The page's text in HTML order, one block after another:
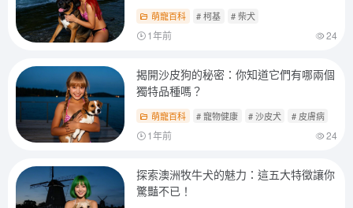
萌寵百科 # 柯基 # 柴犬
1年前 24
揭開沙皮狗的秘密：你知道它們有哪兩個
獨特品種嗎？
萌寵百科 # 寵物健康 # 沙皮犬 # 皮膚病
1年前 24
探索澳洲牧牛犬的魅力：這五大特徵讓你
驚豔不已！